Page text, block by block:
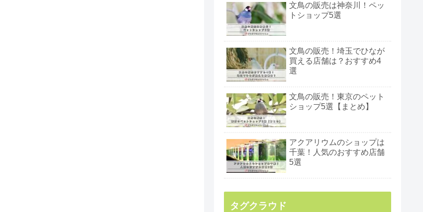
文鳥の販売は神奈川！ペッ
トショップ5選
文鳥の販売！埼玉でひなが
買える店舗は？おすすめ4
選
文鳥の販売！東京のペット
ショップ5選【まとめ】
アクアリウムのショップは
千葉！人気のおすすめ店舗
5選
タグクラウド